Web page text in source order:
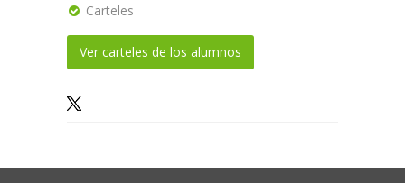
Carteles
Ver carteles de los alumnos